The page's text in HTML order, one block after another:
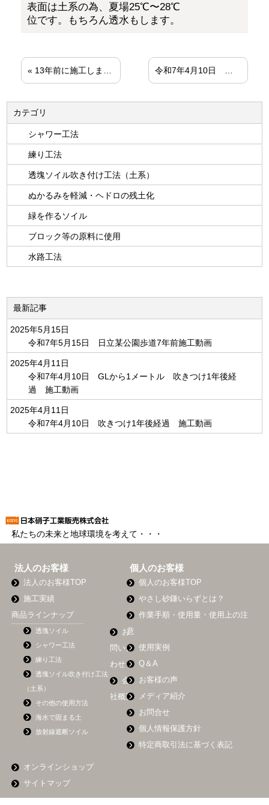
表面は土系の為、夏場25℃〜28℃
位です。もちろん透水もします。
« 13年前に施工しました。防草対策13年間。現場:栃木県鹿沼付近の踏切です。
カテゴリ
シャワー工法
練り工法
透塊ソイル吹き付け工法（土系）
ぬかるみを軽減・ヘドロの残土化
緑を作るソイル
ブロック等の原料に使用
水路工法
最新記事
2025年5月15日
令和7年5月15日 日立某公園歩道7年前施工動画
2025年4月11日
令和7年4月10日 GLから1メートル 吹きつけ1年後経
過 施工動画
2025年4月11日
令和7年4月10日 吹きつけ1年後経過 施工動画
私たちの未来と地球環境を考えて・・・
法人のお客様
法人のお客様TOP
施工実績
商品ラインナップ
透塊ソイル
シャワー工法
練り工法
透塊ソイル吹き付け工法
（土系）
その他の使用方法
海水で固まる土
放射線遮断ソイル
お
問い合
わせ
会
社概要
個人のお客様
個人のお客様TOP
やさし砂鎌いらずとは？
作業手順・使用量・使用上の注
意
使用実例
Q＆A
お客様の声
メディア紹介
お問合せ
個人情報保護方針
特定商取引法に基づく表記
オンラインショップ
サイトマップ